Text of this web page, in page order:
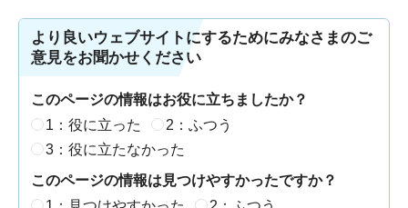
より良いウェブサイトにするためにみなさまのご
意見をお聞かせください
このページの情報はお役に立ちましたか？
1：役に立った
2：ふつう
3：役に立たなかった
このページの情報は見つけやすかったですか？